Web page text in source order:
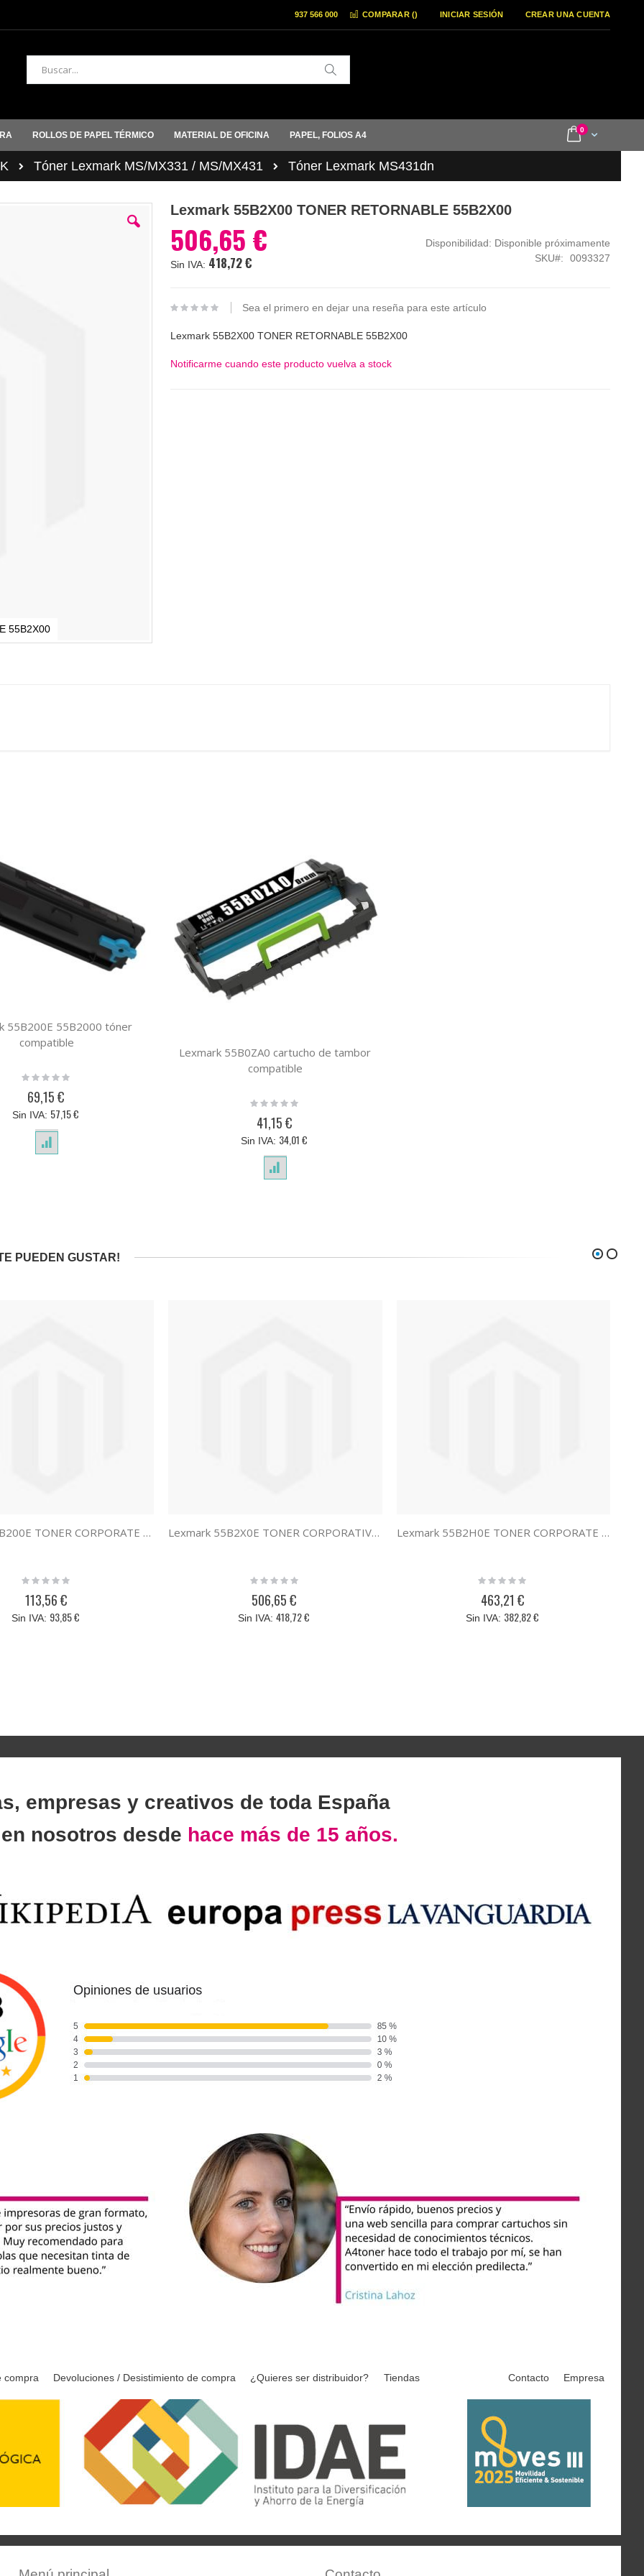
COMPARAR () INICIAR SESIÓN CREAR UNA CUENTA
937 566 000
Buscar
Cart
0items
ROLLOS DE PAPEL TÉRMICO MATERIAL DE OFICINA PAPEL, FOLIOS A4
Tóner Lexmark MS/MX331 / MS/MX431 Tóner Lexmark MS431dn
55B2X00
Lexmark 55B2X00 TONER RETORNABLE 55B2X00
506,65 €
418,72 €
Disponibilidad: Disponible próximamente
SKU
0093327
Sea el primero en dejar una reseña para este artículo
Lexmark 55B2X00 TONER RETORNABLE 55B2X00
Notificarme cuando este producto vuelva a stock
55B200E 55B2000 tóner
compatible
Rating:
69,15 €
57,15 €
Lexmark 55B0ZA0 cartucho de tambor
compatible
Rating:
41,15 €
34,01 €
PUEDEN GUSTAR!
Lexmark 55B200E TONER CORPORATE 55B200E
Rating:
113,56 €
93,85 €
Lexmark 55B2X0E TONER CORPORATIVO 55B2X0E
Rating:
506,65 €
418,72 €
Lexmark 55B2H0E TONER CORPORATE ALTA CAP 55B2H0E
Rating:
463,21 €
382,82 €
empresas y creativos de toda España
en nosotros desde hace más de 15 años.
compra Devoluciones / Desistimiento de compra ¿Quieres ser distribuidor? Tiendas Contacto Empresa